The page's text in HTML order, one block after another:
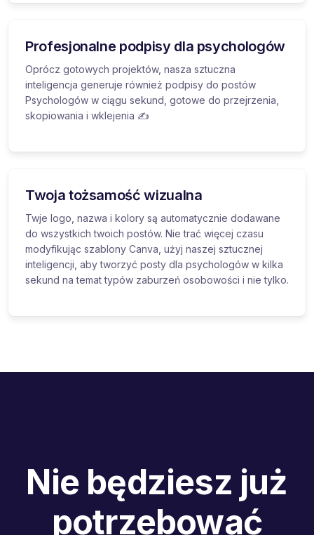
Profesjonalne podpisy dla psychologów
Oprócz gotowych projektów, nasza sztuczna
inteligencja generuje również podpisy do postów
Psychologów w ciągu sekund, gotowe do przejrzenia,
skopiowania i wklejenia ✍️
Twoja tożsamość wizualna
Twje logo, nazwa i kolory są automatycznie dodawane
do wszystkich twoich postów. Nie trać więcej czasu
modyfikując szablony Canva, użyj naszej sztucznej
inteligencji, aby tworzyć posty dla psychologów w kilka
sekund na temat typów zaburzeń osobowości i nie tylko.
Nie będziesz już
potrzebować